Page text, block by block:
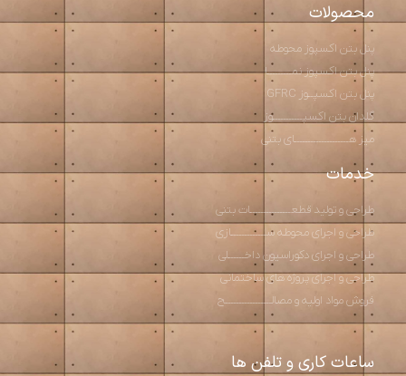
محصولات
پنل بتن اکسپوز محوطه
پنل بتن اکسپوز نمـــــــــا
پنل بتن اکسپــوز GFRC
گلدان بتن اکسپـــــــــــوز
میز هــــــــــــــــــــای بتنی
خدمات
طراحی و تولید قطعـــــــــــــــات بتنی
طراحی و اجرای محوطه ســـــــــــــازی
طراحی و اجرای دکوراسیون داخــــــلی
طراحی و اجرای پروژه های ساختمانی
فروش مواد اولیه و مصالـــــــــــــــــح
ساعات کاری و تلفن ها